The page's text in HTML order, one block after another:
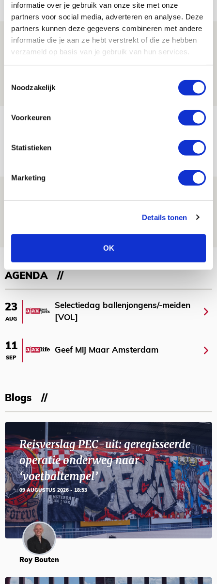
informatie over je gebruik van onze site met onze
partners voor social media, adverteren en analyse. Deze
partners kunnen deze gegevens combineren met andere
informatie die je aan ze hebt verstrekt of die ze hebben
verzameld op basis van je gebruik van hun services.
Noodzakelijk
Voorkeuren
Statistieken
Marketing
Details tonen
OK
Reisverslag PEC-uit: geregisseerde
operatie onderweg naar
‘voetbaltempel’
BLOG
Brandt heeft veel vertrouwen in Ajax
09 AUGUSTUS 2026 - 18:14
NIEUWS
AGENDA
23
AUG
Selectiedag ballenjongens/-meiden
[VOL]
11
SEP
Geef Mij Maar Amsterdam
Blogs
Reisverslag PEC-uit: geregisseerde
operatie onderweg naar
‘voetbaltempel’
09 AUGUSTUS 2026 - 18:53
Roy Bouten